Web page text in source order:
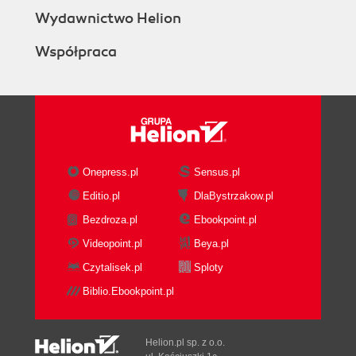
Wydawnictwo Helion
Współpraca
Onepress.pl
Sensus.pl
Editio.pl
DlaBystrzakow.pl
Bezdroza.pl
Ebookpoint.pl
Videopoint.pl
Beya.pl
Czytalisek.pl
Sploty
Biblio.Ebookpoint.pl
Helion.pl sp. z o.o.